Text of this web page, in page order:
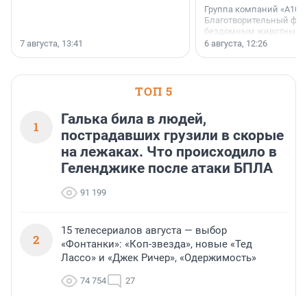
7 августа, 13:41
Группа компаний
Благотворительный
бездомным животным
заключили соглашение
6 августа, 12:26
ТОП 5
1
Галька била в людей,
пострадавших грузили в скорые
на лежаках. Что происходило в
Геленджике после атаки БПЛА
91 199
2
15 телесериалов августа — выбор
«Фонтанки»: «Коп-звезда», новые «Тед
Лассо» и «Джек Ричер», «Одержимость»
74 754 27